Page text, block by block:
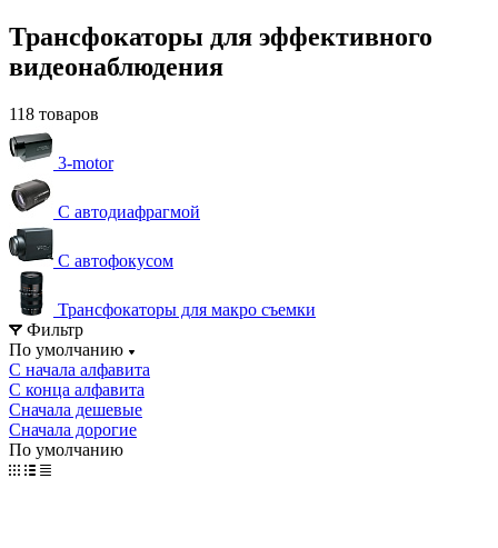
Трансфокаторы для эффективного
видеонаблюдения
118 товаров
3-motor
С автодиафрагмой
С автофокусом
Трансфокаторы для макро съемки
Фильтр
По умолчанию
С начала алфавита
С конца алфавита
Сначала дешевые
Сначала дорогие
По умолчанию